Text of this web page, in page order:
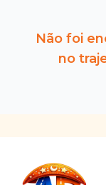
Não foi
no